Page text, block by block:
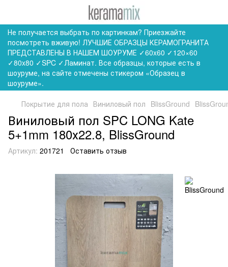
Не получается выбрать по картинкам? Приезжайте
посмотреть вживую! ЛУЧШИЕ ОБРАЗЦЫ КЕРАМОГРАНИТА
ПРЕДСТАВЛЕНЫ В НАШЕМ ШОУРУМЕ ✓60x60 ✓120×60
✓80x80 ✓SPC ✓Ламинат. Все образцы, которые есть в
шоуруме, на сайте отмечены стикером «Образец в
шоуруме».
Покрытие для пола Виниловый пол BlissGround
Виниловый пол SPC LONG Kate
5+1mm 180х22.8, BlissGround
Артикул: 201721 Оставить отзыв